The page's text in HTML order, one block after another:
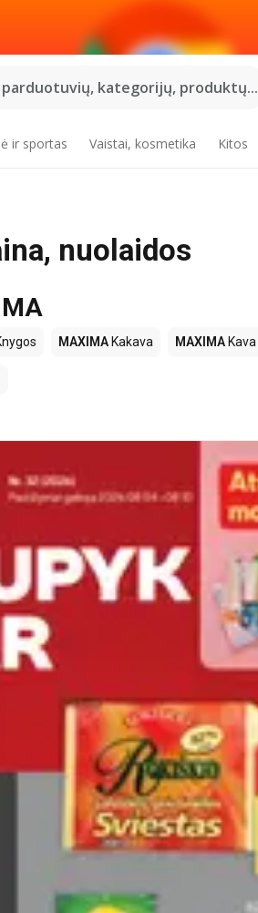
kategorijų, produktų...
ir sportas Vaistai, kosmetika Kitos
nuolaidos
MAXIMA Kakava MAXIMA Kava